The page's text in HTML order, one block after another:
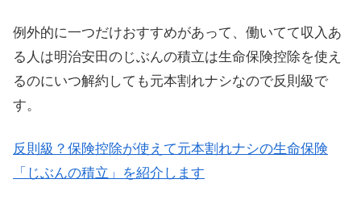
例外的に一つだけおすすめがあって、働いてて収入あ
る人は明治安田のじぶんの積立は生命保険控除を使え
るのにいつ解約しても元本割れナシなので反則級で
す。
反則級？保険控除が使えて元本割れナシの生命保険
「じぶんの積立」を紹介します